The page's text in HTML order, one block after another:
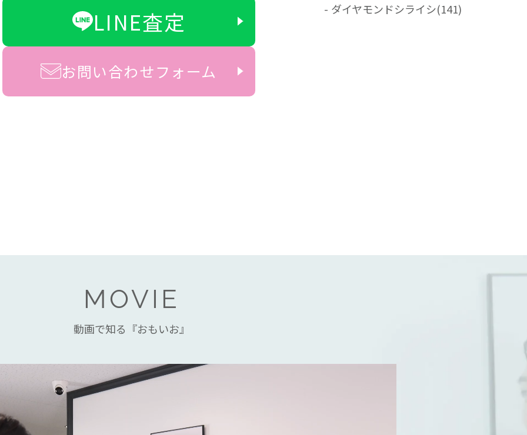
LINE査定
お問い合わせフォーム
- ダイヤモンドシライシ(141)
MOVIE
動画で知る『おもいお』